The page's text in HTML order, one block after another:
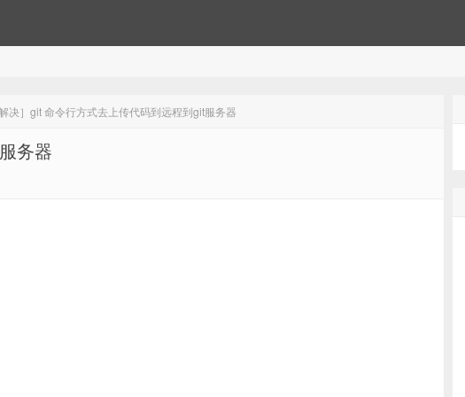
解决］git 命令行方式去上传代码到远程到git服务器
务器